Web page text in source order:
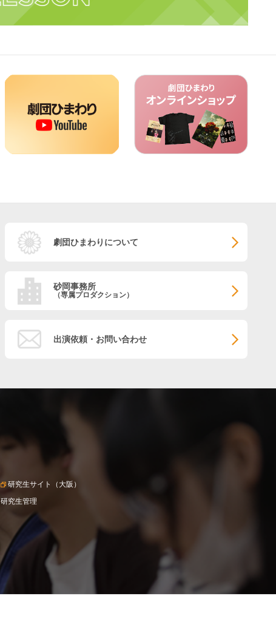
劇団ひまわりについて
砂岡事務所
（専属プロダクション）
出演依頼・お問い合わせ
研究生サイト（大阪）
研究生管理